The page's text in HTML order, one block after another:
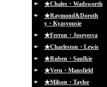
★Chales・Wadsworth
★Raymond&Doroth
y・Kyasyousie
★Ferron・Joseyesva
★Charleston・Lewis
★Ruben・Saufkie
★Vern・Mansfield
★Milson・Taylor